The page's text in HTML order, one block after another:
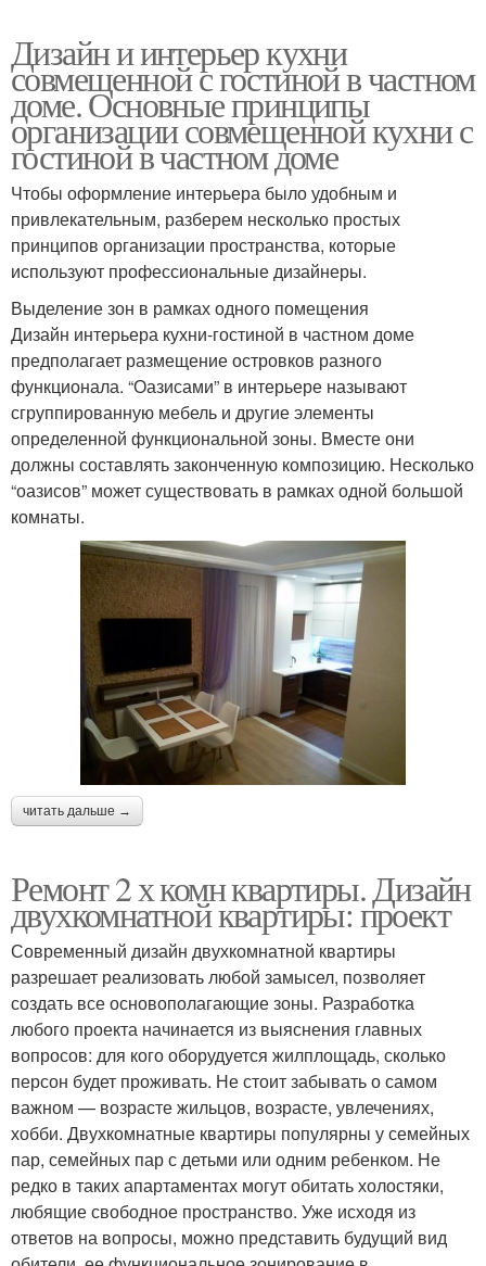
Дизайн и интерьер кухни
совмещенной с гостиной в частном
доме. Основные принципы
организации совмещенной кухни с
гостиной в частном доме
Чтобы оформление интерьера было удобным и
привлекательным, разберем несколько простых
принципов организации пространства, которые
используют профессиональные дизайнеры.
Выделение зон в рамках одного помещения
Дизайн интерьера кухни-гостиной в частном доме
предполагает размещение островков разного
функционала. “Оазисами” в интерьере называют
сгруппированную мебель и другие элементы
определенной функциональной зоны. Вместе они
должны составлять законченную композицию. Несколько
“оазисов” может существовать в рамках одной большой
комнаты.
читать дальше →
Ремонт 2 х комн квартиры. Дизайн
двухкомнатной квартиры: проект
Современный дизайн двухкомнатной квартиры
разрешает реализовать любой замысел, позволяет
создать все основополагающие зоны. Разработка
любого проекта начинается из выяснения главных
вопросов: для кого оборудуется жилплощадь, сколько
персон будет проживать. Не стоит забывать о самом
важном — возрасте жильцов, возрасте, увлечениях,
хобби. Двухкомнатные квартиры популярны у семейных
пар, семейных пар с детьми или одним ребенком. Не
редко в таких апартаментах могут обитать холостяки,
любящие свободное пространство. Уже исходя из
ответов на вопросы, можно представить будущий вид